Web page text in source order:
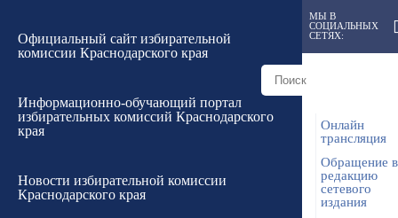
Официальный сайт избирательной
комиссии Краснодарского края
Информационно-обучающий портал
избирательных комиссий Краснодарского
края
Новости избирательной комиссии
Краснодарского края
МЫ В
СОЦИАЛЬНЫХ
СЕТЯХ:
Онлайн
трансляция
Обращение в
редакцию
сетевого
издания